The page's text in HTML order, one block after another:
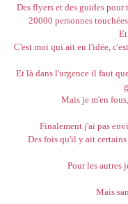
Des flyers et des guides
20000 personnes
C'est moi qui ait eu l'idée,
Et là dans l'urgence il faut
Mais je m'en
Finalement j'ai pas
Des fois qu'il y ait certains
Pour les autres
Mais